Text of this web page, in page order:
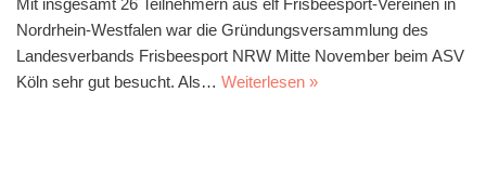
Mit insgesamt 26 Teilnehmern aus elf Frisbeesport-Vereinen in
Nordrhein-Westfalen war die Gründungsversammlung des
Landesverbands Frisbeesport NRW Mitte November beim ASV
Köln sehr gut besucht. Als… Weiterlesen »